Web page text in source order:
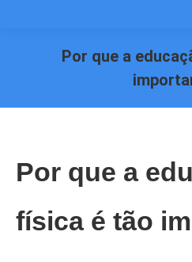
Por que a
Por que a
física é tão